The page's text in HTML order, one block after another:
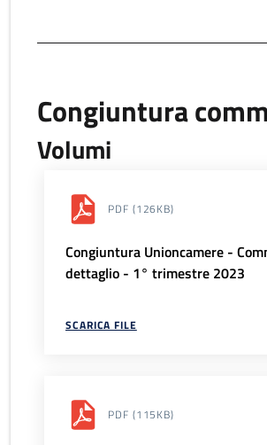
Congiuntura
Volumi
PDF (126KB)
Congiuntura Unioncamere -
dettaglio - 1° trimestre 2023
SCARICA FILE
PDF (115KB)